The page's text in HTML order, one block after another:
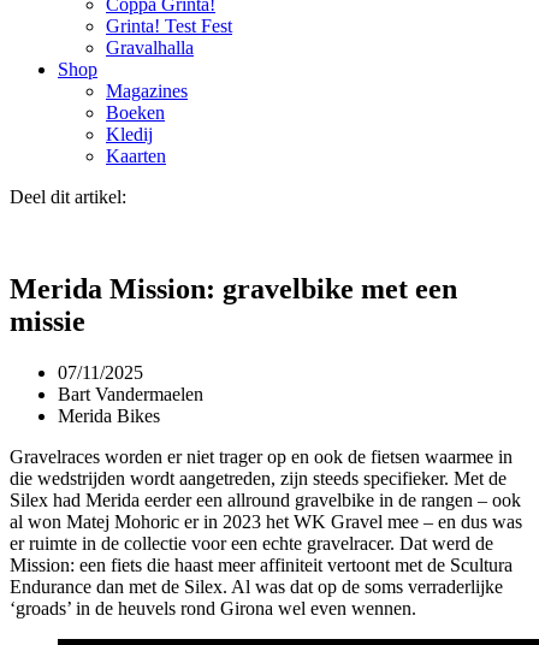
Coppa Grinta!
Grinta! Test Fest
Gravalhalla
Shop
Magazines
Boeken
Kledij
Kaarten
Deel dit artikel:
Merida Mission: gravelbike met een
missie
07/11/2025
Bart Vandermaelen
Merida Bikes
Gravelraces worden er niet trager op en ook de fietsen waarmee in
die wedstrijden wordt aangetreden, zijn steeds specifieker. Met de
Silex had Merida eerder een allround gravelbike in de rangen – ook
al won Matej Mohoric er in 2023 het WK Gravel mee – en dus was
er ruimte in de collectie voor een echte gravelracer. Dat werd de
Mission: een fiets die haast meer affiniteit vertoont met de Scultura
Endurance dan met de Silex. Al was dat op de soms verraderlijke
‘groads’ in de heuvels rond Girona wel even wennen.